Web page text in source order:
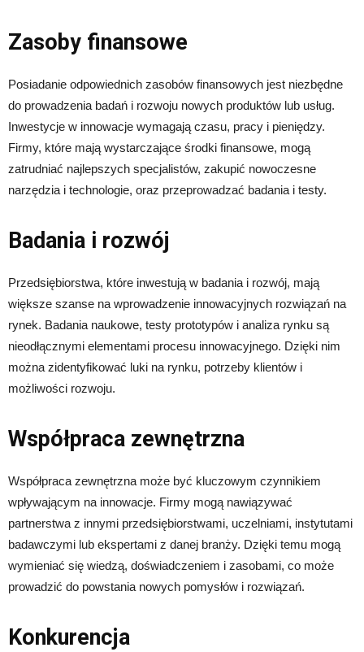
Zasoby finansowe
Posiadanie odpowiednich zasobów finansowych jest niezbędne
do prowadzenia badań i rozwoju nowych produktów lub usług.
Inwestycje w innowacje wymagają czasu, pracy i pieniędzy.
Firmy, które mają wystarczające środki finansowe, mogą
zatrudniać najlepszych specjalistów, zakupić nowoczesne
narzędzia i technologie, oraz przeprowadzać badania i testy.
Badania i rozwój
Przedsiębiorstwa, które inwestują w badania i rozwój, mają
większe szanse na wprowadzenie innowacyjnych rozwiązań na
rynek. Badania naukowe, testy prototypów i analiza rynku są
nieodłącznymi elementami procesu innowacyjnego. Dzięki nim
można zidentyfikować luki na rynku, potrzeby klientów i
możliwości rozwoju.
Współpraca zewnętrzna
Współpraca zewnętrzna może być kluczowym czynnikiem
wpływającym na innowacje. Firmy mogą nawiązywać
partnerstwa z innymi przedsiębiorstwami, uczelniami, instytutami
badawczymi lub ekspertami z danej branży. Dzięki temu mogą
wymieniać się wiedzą, doświadczeniem i zasobami, co może
prowadzić do powstania nowych pomysłów i rozwiązań.
Konkurencja